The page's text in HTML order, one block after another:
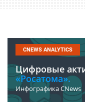
CNEWS ANALYTICS
Цифровые
«Росатома».
Инфографика CNews